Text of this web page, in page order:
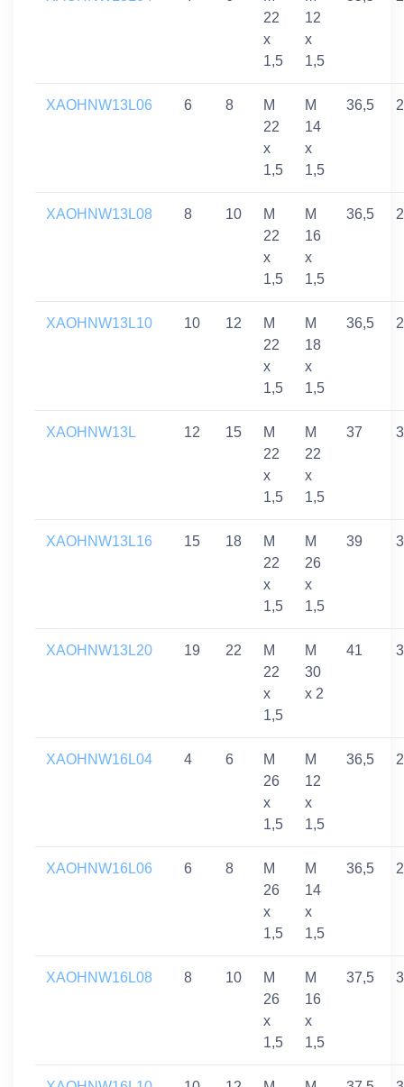
22
x
1,5
12
x
1,5
XAOHNW13L06 6 8
M
22
x
1,5
M
14
x
1,5
36,5
XAOHNW13L08 8 10
M
22
x
1,5
M
16
x
1,5
36,5
XAOHNW13L10 10 12
M
22
x
1,5
M
18
x
1,5
36,5
XAOHNW13L 12 15
M
22
x
1,5
M
22
x
1,5
37
XAOHNW13L16 15 18
M
22
x
1,5
M
26
x
1,5
39
XAOHNW13L20 19 22
M
22
x
1,5
M
30
x 2
41
XAOHNW16L04 4 6
M
26
x
1,5
M
12
x
1,5
36,5
XAOHNW16L06 6 8
M
26
x
1,5
M
14
x
1,5
36,5
XAOHNW16L08 8 10
M
26
x
1,5
M
16
x
1,5
37,5